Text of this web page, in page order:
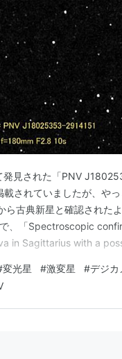
発見された「PNV
されていましたが、や
古典新星と確認されたよ
、「Spectroscopic
in Sagittarius with a
変光星 #激変星 #デジカ